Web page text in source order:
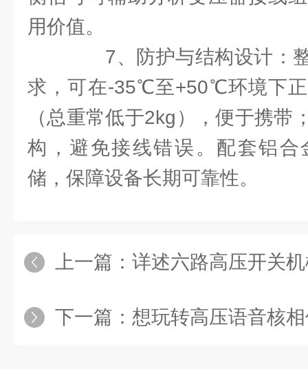
用价值。
7、防护与结构设计：整
求，可在-35℃至+50℃环境下
（总重常低于2kg），便于携带
构，避免接线错误。配套铝合
储，保障设备长期可靠性。
上一篇： 详述六路高压开关机械特性
下一篇： 想玩转高压语音核相仪？先